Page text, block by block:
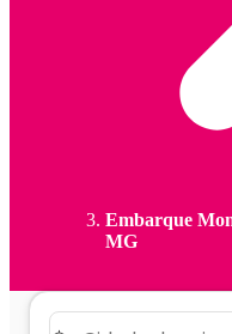
Embarque
MG